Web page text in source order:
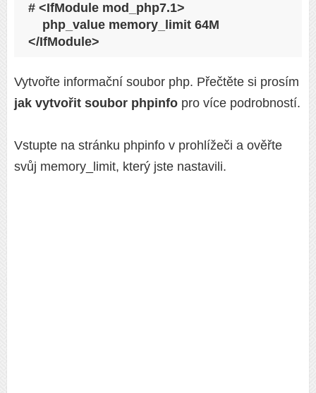
# <IfModule mod_php7.1>
    php_value memory_limit 64M
</IfModule>
Vytvořte informační soubor php. Přečtěte si prosím
jak vytvořit soubor phpinfo pro více podrobností.
Vstupte na stránku phpinfo v prohlížeči a ověřte
svůj memory_limit, který jste nastavili.